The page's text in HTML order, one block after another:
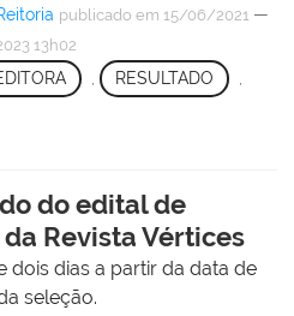
publicado em 15/06/2021 —
13h02
, RESULTADO ,
do edital de
Revista Vértices
dois dias a partir da data de
seleção.